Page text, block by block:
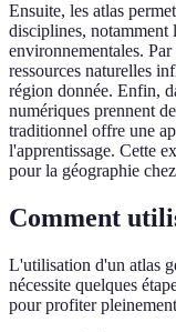
Ensuite, les atlas
disciplines, notamment
environnementales.
ressources naturelles
région donnée. Enfin,
numériques prennent
traditionnel offre une
l'apprentissage. Cette
pour la géographie
Comment
L'utilisation d'un atlas
nécessite quelques
pour profiter